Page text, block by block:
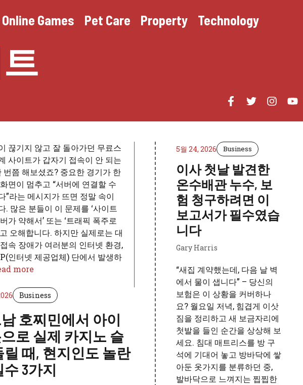
Online Games Pet Care Property Technology
끊기지 않고 잘 돌아가던 무료스
사이트가 갑자기 접속이 안 되는
번쯤 해보셨죠? 중요한 경기가 한
면이 멈추고 “서버에 연결할 수
”라는 메시지가 뜨면 정말 속이
. 많은 분들이 이 문제를 ‘사이트
가 약해서’ 또는 ‘트래픽 폭주로
오해합니다. 하지만 실제로는 대
속 장애가 여러분의 인터넷 환경,
인터넷 제공업체) 단에서 발생하
more
Business
호찌민에서 아이
로 실제 카지노 슬
릴 때, 현지인도 놀란
수 3가지
5월 24, 2026 Business
이사 첫날 발견한
온수배관 누수, 보
험 청구하려면 이
보고서가 필수였습
니다
Gary Harris
“새집 계약했는데, 다음 날 벽
에서 물이 샙니다” – 당신의
보험은 이 상황을 커버하나
요? 월요일 저녁, 힘겹게 이삿
짐을 정리하고 새 보금자리에
첫발을 들인 순간을 상상해 보
세요. 침대 매트리스를 방 구
석에 기대어 놓고 방바닥에 쌓
아둔 옷가지를 분류하던 중,
발바닥으로 느껴지는 찝찝한